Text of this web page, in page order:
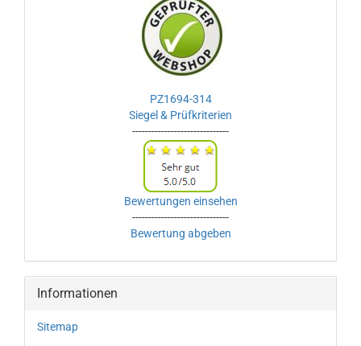
PZ1694-314
Siegel & Prüfkriterien
------------------------------
Bewertungen einsehen
------------------------------
Bewertung abgeben
Informationen
Sitemap